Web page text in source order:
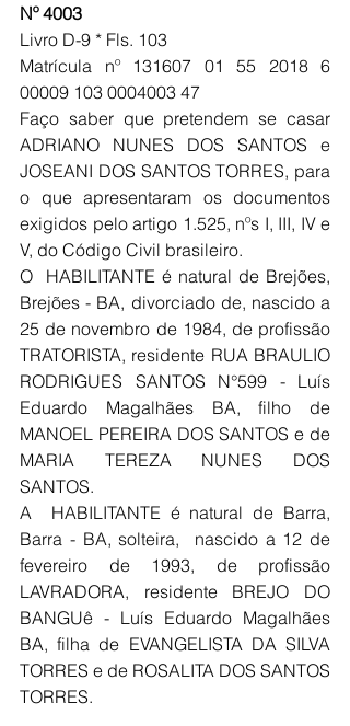
Nº 4003
Livro D-9 * Fls. 103
Matrícula nº 131607 01 55 2018 6
00009 103 0004003 47
Faço saber que pretendem se casar
ADRIANO NUNES DOS SANTOS e
JOSEANI DOS SANTOS TORRES, para
o que apresentaram os documentos
exigidos pelo artigo 1.525, nºs I, III, IV e
V, do Código Civil brasileiro.
O  HABILITANTE é natural de Brejões,
Brejões - BA, divorciado de, nascido a
25 de novembro de 1984, de profissão
TRATORISTA, residente RUA BRAULIO
RODRIGUES SANTOS N°599 - Luís
Eduardo Magalhães BA, filho de
MANOEL PEREIRA DOS SANTOS e de
MARIA TEREZA NUNES DOS
SANTOS.
A  HABILITANTE é natural de Barra,
Barra - BA, solteira,  nascido a 12 de
fevereiro de 1993, de profissão
LAVRADORA, residente BREJO DO
BANGUê - Luís Eduardo Magalhães
BA, filha de EVANGELISTA DA SILVA
TORRES e de ROSALITA DOS SANTOS
TORRES.